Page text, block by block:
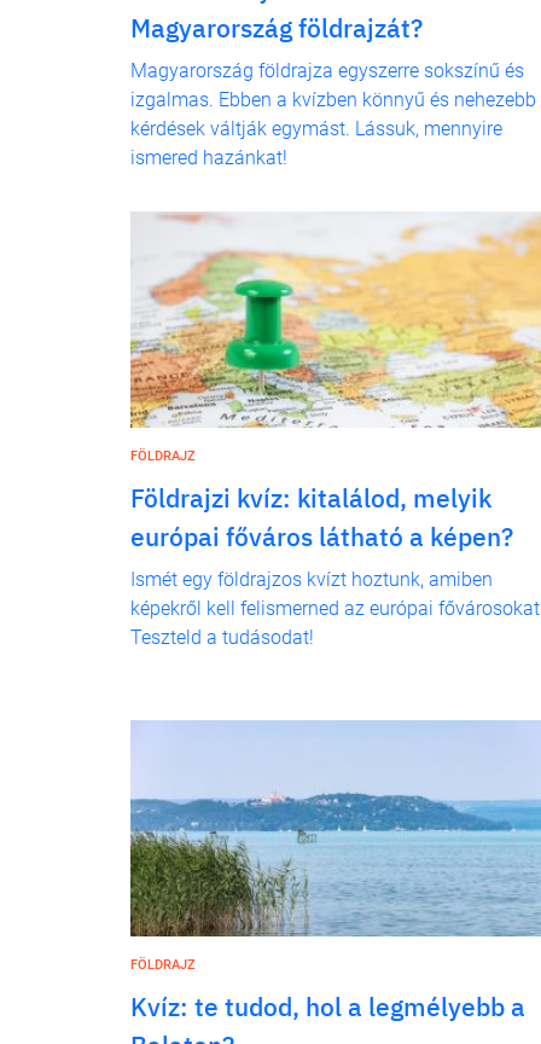
Magyarország földrajzát?
Magyarország földrajza egyszerre sokszínű és
izgalmas. Ebben a kvízben könnyű és nehezebb
kérdések váltják egymást. Lássuk, mennyire
ismered hazánkat!
FÖLDRAJZ
Földrajzi kvíz: kitalálod, melyik
európai főváros látható a képen?
Ismét egy földrajzos kvízt hoztunk, amiben
képekről kell felismerned az európai
Teszteld a tudásodat!
FÖLDRAJZ
Kvíz: te tudod, hol a legmélyebb a